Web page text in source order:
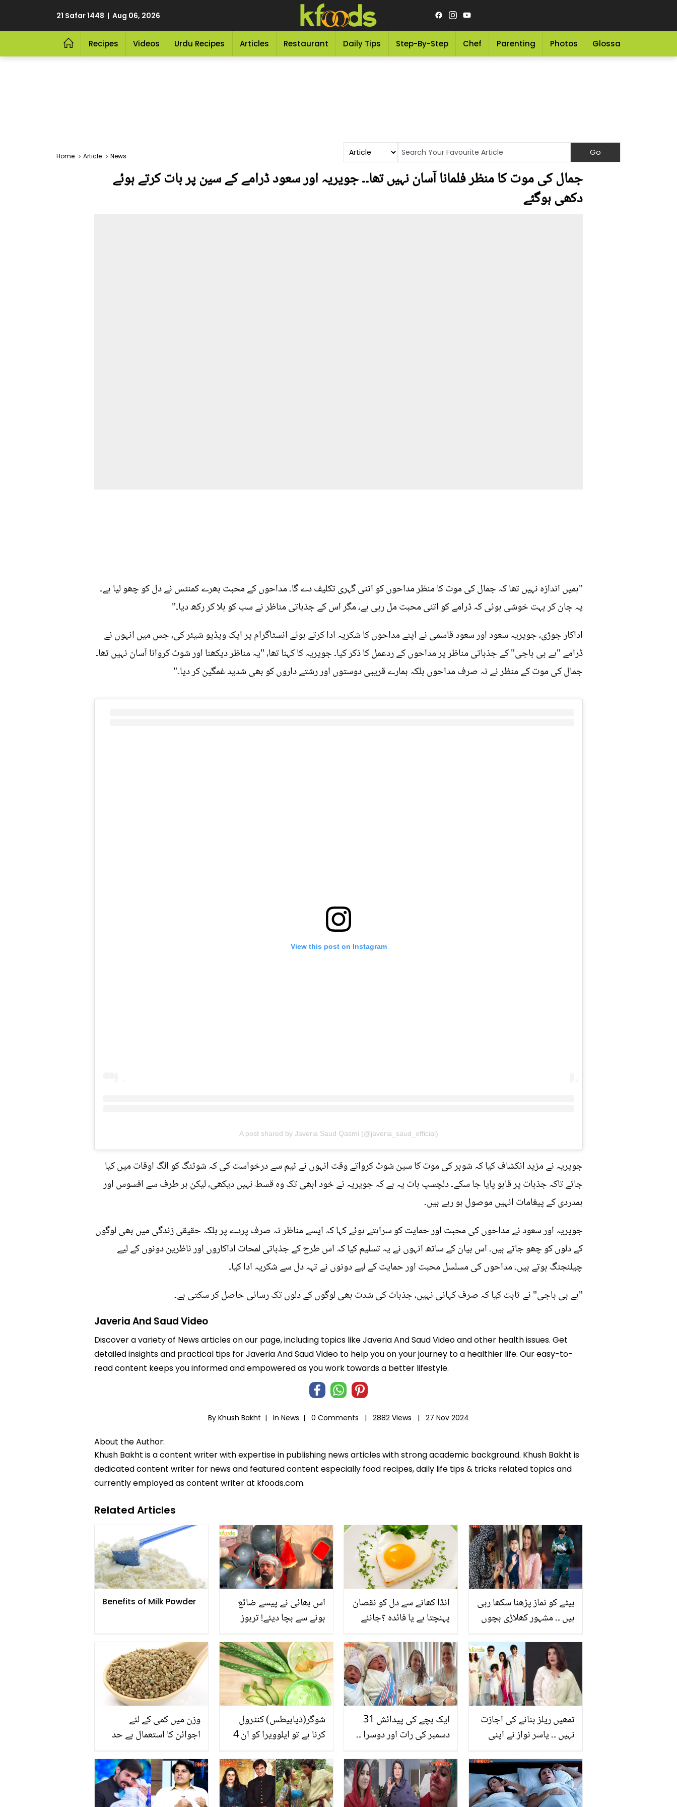
21 Safar 1448 | Aug 06, 2026
Recipes Videos Urdu Recipes Articles Restaurant Daily Tips Step-By-Step Chef Parenting Photos Glossary
Home Article News
جمال کی موت کا منظر فلمانا آسان نہیں تھا۔۔ جویریہ اور سعود ڈرامے کے سین پر بات کرتے ہوئے
دکھی ہوگئے
"ہمیں اندازہ نہیں تھا کہ جمال کی موت کا منظر مداحوں کو اتنی گہری تکلیف دے گا۔ مداحوں کے محبت بھرے کمنٹس نے دل کو چھو لیا ہے۔
یہ جان کر بہت خوشی ہوئی کہ ڈرامے کو اتنی محبت مل رہی ہے، مگر اس کے جذباتی مناظر نے سب کو ہلا کر رکھ دیا۔"
اداکار جوڑی، جویریہ سعود اور سعود قاسمی نے اپنے مداحوں کا شکریہ ادا کرتے ہوئے انسٹاگرام پر ایک ویڈیو شیئر کی، جس میں انہوں نے
ڈرامے "بے بی باجی" کے جذباتی مناظر پر مداحوں کے ردعمل کا ذکر کیا۔ جویریہ کا کہنا تھا، "یہ مناظر دیکھنا اور شوٹ کروانا آسان نہیں تھا۔
جمال کی موت کے منظر نے نہ صرف مداحوں بلکہ ہمارے قریبی دوستوں اور رشتے داروں کو بھی شدید غمگین کر دیا۔"
View this post on Instagram
A post shared by Javeria Saud Qasmi (@javeria_saud_official)
جویریہ نے مزید انکشاف کیا کہ شوہر کی موت کا سین شوٹ کرواتے وقت انہوں نے ٹیم سے درخواست کی کہ شوٹنگ کو الگ اوقات میں کیا
جائے تاکہ جذبات پر قابو پایا جا سکے۔ دلچسپ بات یہ ہے کہ جویریہ نے خود ابھی تک وہ قسط نہیں دیکھی، لیکن ہر طرف سے افسوس اور
ہمدردی کے پیغامات انہیں موصول ہو رہے ہیں۔
جویریہ اور سعود نے مداحوں کی محبت اور حمایت کو سراہتے ہوئے کہا کہ ایسے مناظر نہ صرف پردے پر بلکہ حقیقی زندگی میں بھی لوگوں
کے دلوں کو چھو جاتے ہیں۔ اس بیان کے ساتھ انہوں نے یہ تسلیم کیا کہ اس طرح کے جذباتی لمحات اداکاروں اور ناظرین دونوں کے لیے
چیلنجنگ ہوتے ہیں۔ مداحوں کی مسلسل محبت اور حمایت کے لیے دونوں نے تہہ دل سے شکریہ ادا کیا۔
"بے بی باجی" نے ثابت کیا کہ صرف کہانی نہیں، جذبات کی شدت بھی لوگوں کے دلوں تک رسائی حاصل کر سکتی ہے۔
Javeria And Saud Video
Discover a variety of News articles on our page, including topics like Javeria And Saud Video and other health issues. Get
detailed insights and practical tips for Javeria And Saud Video to help you on your journey to a healthier life. Our easy-to-
read content keeps you informed and empowered as you work towards a better lifestyle.
By Khush Bakht | In News | 0 Comments | 2882 Views | 27 Nov 2024
About the Author:
Khush Bakht is a content writer with expertise in publishing news articles with strong academic background. Khush Bakht is
dedicated content writer for news and featured content especially food recipes, daily life tips & tricks related topics and
currently employed as content writer at kfoods.com.
Related Articles
Benefits of Milk Powder
اس بھائی نے پیسے ضائع
ہونے سے بچا دیئے! تربوز
تربوز کی پہچان بتا دی، آپ
بھی جان لیں
انڈا کھانے سے دل کو نقصان
پہنچتا ہے یا فائدہ ؟جانئے
بیٹے کو نماز پڑھنا سکھا رہی
ہیں ۔۔ مشہور کھلاڑی بچوں
رہے ہیں؟ دیکھیے
وزن میں کمی کے لئے
اجوائن کا استعمال بے حد
سے طریقوں سے استعمال
کرنے سے وزن میں کمی ہو
سکتی ہیں جان لیں تاکہ آپ
شوگر(ذیابیطس) کنٹرول
کرنا ہے تو ایلوویرا کو ان 4
جانیے ایلوویرا کھانے کا
بہترین طریقہ
ایک بچے کی پیدائش 31
دسمبر کی رات اور دوسرا ۔۔
پیدائش میں ایک سال کا
فرق کیوں ہے؟ دلچسپ وجہ
جانیے
تمھیں ریلز بنانے کی اجازت
نہیں ۔۔ یاسر نواز نے اپنی
کیوں نہیں آنے دیتے؟ ندا
یاسر نے وجہ بتا کر حیران
کر دیا